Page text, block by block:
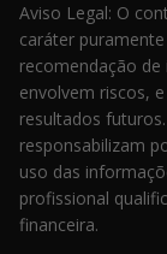
Aviso Legal: O
caráter
recomendação
envolvem riscos,
resultados
responsabilizam
uso das
profissional
financeira.